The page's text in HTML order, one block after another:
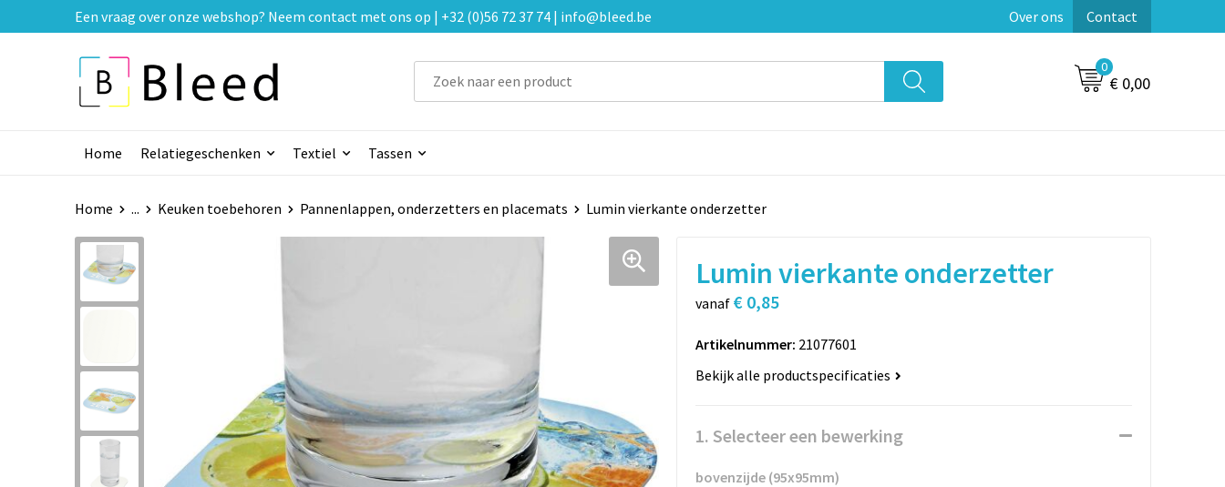
Een vraag over onze webshop? Neem contact met ons op | +32 (0)56 72 37 74 | info@bleed.be Over ons Contact
0
€ 0,00
Home Relatiegeschenken Textiel Tassen
Home ... Keuken toebehoren Pannenlappen, onderzetters en placemats Lumin vierkante onderzetter
Lumin vierkante onderzetter
vanaf € 0,85
Artikelnummer: 21077601
Bekijk alle productspecificaties
1. Selecteer een bewerking
bovenzijde (95x95mm)